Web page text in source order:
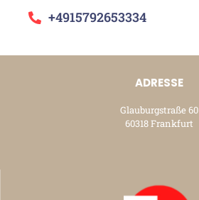
+4915792653334
ADRESSE
Glauburgstraße 60
60318 Frankfurt